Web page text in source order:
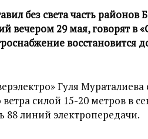
без света часть
вечером 29 мая, говорят в
восстановится
Гуля
силой 15-20 метров в
88 линий электропередачи.